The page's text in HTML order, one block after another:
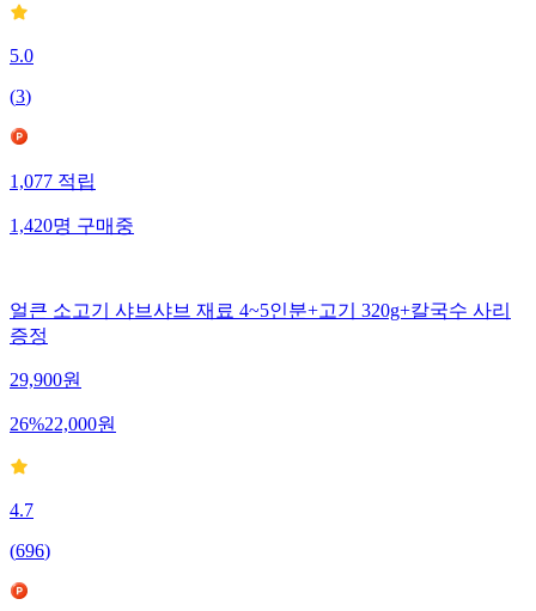
5.0
(3)
1,077적립
1,420명구매중
얼큰 소고기 샤브샤브 재료 4~5인분+고기 320g+칼국수 사리
증정
29,900원
26%22,000원
4.7
(696)